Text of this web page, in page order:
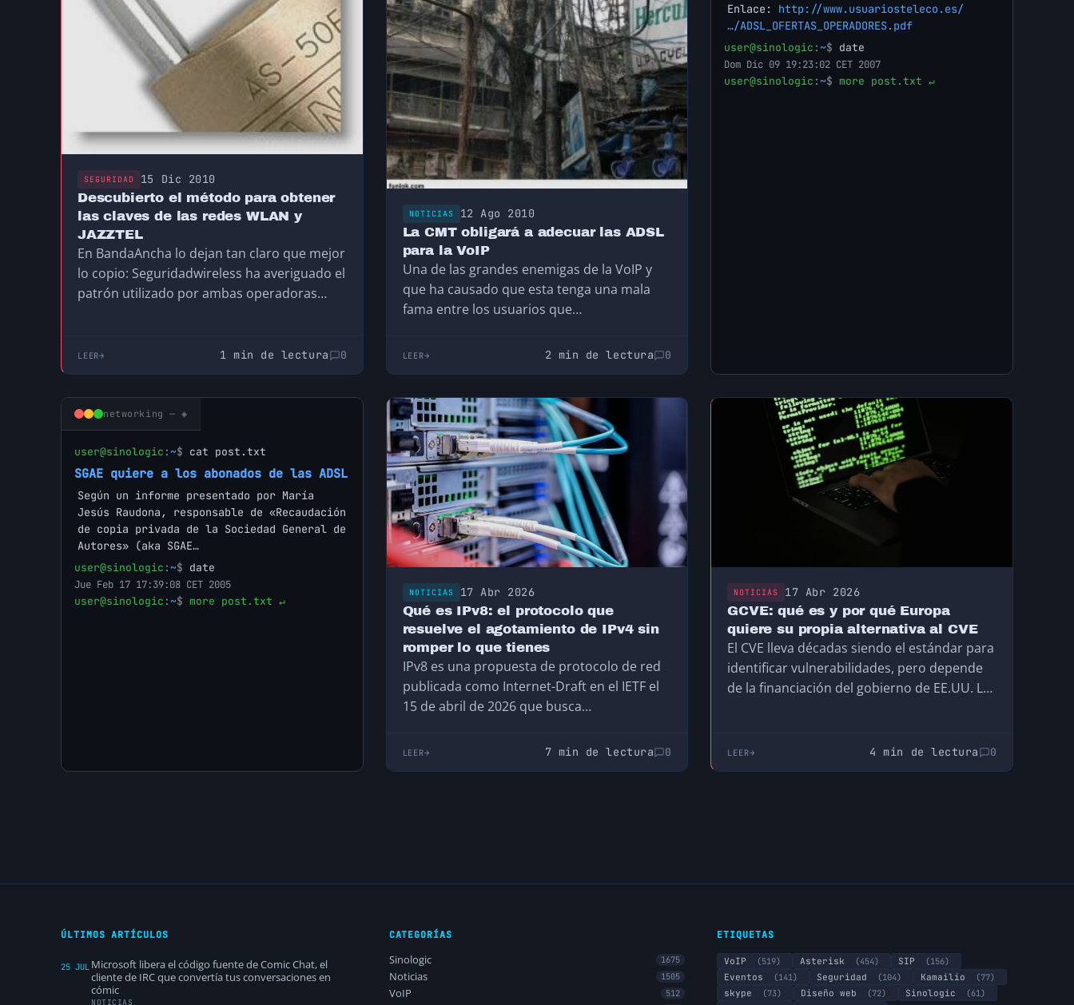
SEGURIDAD 15 Dic 2010
Descubierto el método para obtener
las claves de las redes WLAN y
JAZZTEL
En BandaAncha lo dejan tan claro que mejor
lo copio: Seguridadwireless ha averiguado el
patrón utilizado por ambas operadoras
LEER 1 min de lectura 0
NOTICIAS 12 Ago 2010
La CMT obligará a adecuar las ADSL
para la VoIP
Una de las grandes enemigas de la VoIP y
que ha causado que esta tenga una mala
fama entre los usuarios que…
LEER 2 min de lectura 0
Enlace: http://www.usuariosteleco.es/
…/ADSL_OFERTAS_OPERADORES.pdf
user@sinologic : ~$ date
Dom Dic 09 19:23:02 CET 2007
user@sinologic : ~$ more post.txt ↵
networking — ◈
user@sinologic : ~$ cat post.txt
SGAE quiere a los abonados de las ADSL
Según un informe presentado por María
Jesús Raudona, responsable de «Recaudación
de copia privada de la Sociedad General de
Autores» (aka SGAE…
user@sinologic : ~$ date
Jue Feb 17 17:39:08 CET 2005
user@sinologic : ~$ more post.txt ↵
NOTICIAS 17 Abr 2026
Qué es IPv8: el protocolo que
resuelve el agotamiento de IPv4 sin
romper lo que tienes
IPv8 es una propuesta de protocolo de red
publicada como Internet-Draft en el IETF el
15 de abril de 2026 que busca…
LEER 7 min de lectura 0
NOTICIAS 17 Abr 2026
GCVE: qué es y por qué Europa
quiere su propia alternativa al CVE
El CVE lleva décadas siendo el estándar para
identificar vulnerabilidades, pero depende
de la financiación del gobierno de EE.UU. La
depender de una infraestructura que no
controla.
LEER 4 min de lectura 0
ÚLTIMOS ARTÍCULOS
25 JUL Microsoft libera el código fuente de Comic Chat, el
cliente de IRC que convertía tus conversaciones en
cómic
NOTICIAS
CATEGORÍAS
Sinologic 1675
Noticias 1505
VoIP 512
ETIQUETAS
VoIP (519) Asterisk (454) SIP
(156)
Eventos
(141) Seguridad (104) Kamailio
(77)
skype
(73) Diseño web (72) Sinologic
(61)